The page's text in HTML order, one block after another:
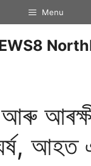
Menu
আহত